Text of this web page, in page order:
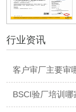
行业资讯
客户审厂主要审
BSCI验厂培训